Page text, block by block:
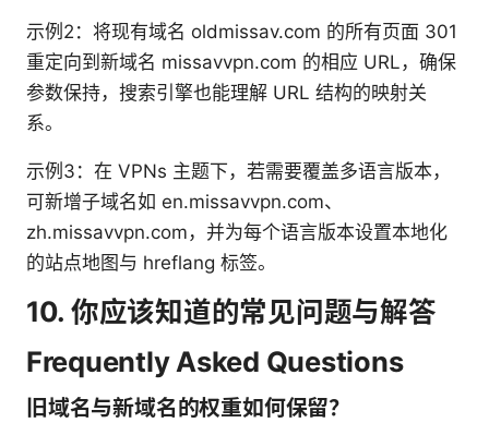
示例2：将现有域名 oldmissav.com 的所有页面 301
重定向到新域名 missavvpn.com 的相应 URL，确保
参数保持，搜索引擎也能理解 URL 结构的映射关
系。
示例3：在 VPNs 主题下，若需要覆盖多语言版本，
可新增子域名如 en.missavvpn.com、
zh.missavvpn.com，并为每个语言版本设置本地化
的站点地图与 hreflang 标签。
10. 你应该知道的常见问题与解答
Frequently Asked Questions
旧域名与新域名的权重如何保留？